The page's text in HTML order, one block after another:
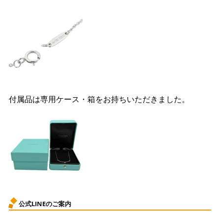
付属品は専用ケース・箱をお持ちいただきました。
公式LINEのご案内